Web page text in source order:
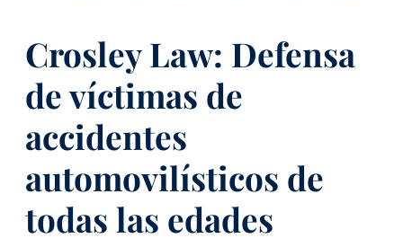
Crosley Law: Defensa
de víctimas de
accidentes
automovilísticos de
todas las edades